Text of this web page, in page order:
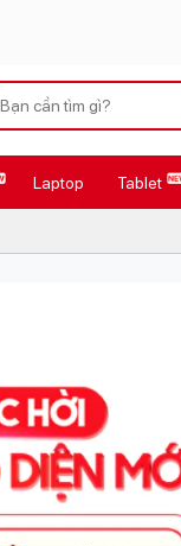
Xu hướng tìm kiếm
iPhone 17 Pro Max
AirTag 2 Mới
Osmo Pocket 4
Loa Marshall
Laptop Tablet